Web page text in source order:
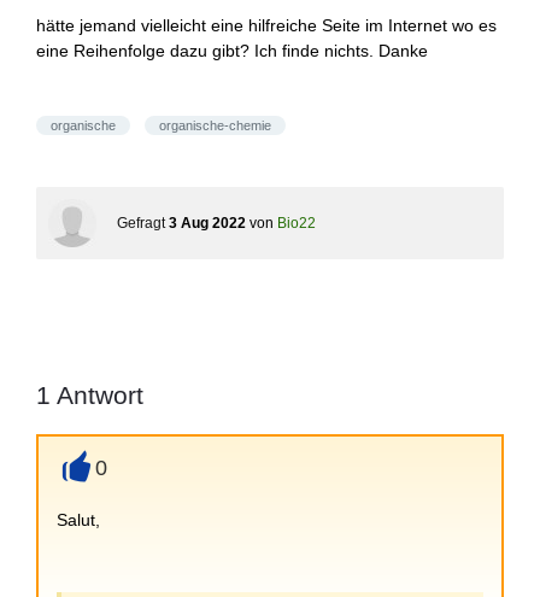
hätte jemand vielleicht eine hilfreiche Seite im Internet wo es
eine Reihenfolge dazu gibt? Ich finde nichts. Danke
organische organische-chemie
Gefragt 3 Aug 2022 von Bio22
1 Antwort
0
Salut,